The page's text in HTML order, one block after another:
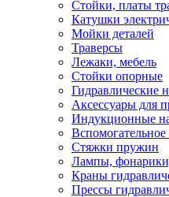
Стойки, платы
Катушки
Мойки деталей
Траверсы
Лежаки, мебель
Стойки опорные
Гидравлические
Аксессуары для
Индукционные
Стяжки пружин
Лампы,
Краны
Прессы